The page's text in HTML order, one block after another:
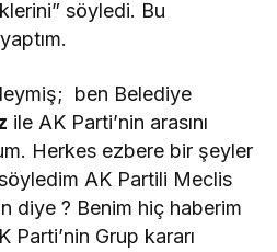
söyledi. Bu
ben Belediye
ile AK Parti’nin arasını
Herkes ezbere bir şeyler
AK Partili Meclis
diye ? Benim hiç haberim
Grup kararı